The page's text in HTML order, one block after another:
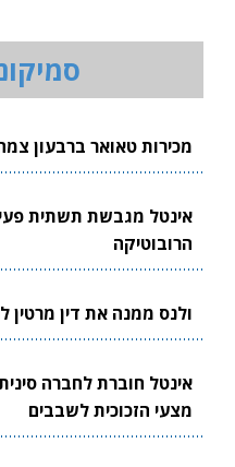
מכירות טאואר ברבעון צמחו
אינטל מגבשת תשתית
הרובוטיקה
ולנס ממנה את דין
אינטל חוברת לחברה
מצעי הזכוכית לשבבים